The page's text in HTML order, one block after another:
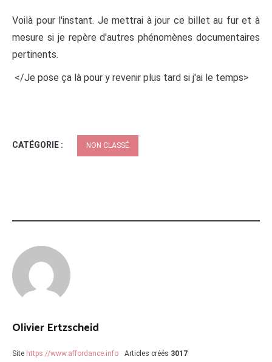
Voilà pour l'instant. Je mettrai à jour ce billet au fur et à
mesure si je repère d'autres phénomènes documentaires
pertinents.
</Je pose ça là pour y revenir plus tard si j'ai le temps>
CATÉGORIE : NON CLASSÉ
Olivier Ertzscheid
Site https://www.affordance.info Articles créés 3017